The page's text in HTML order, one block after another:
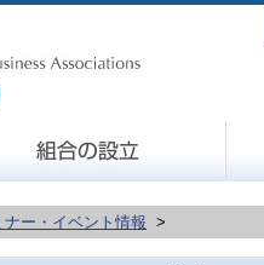
ナー・イベント情報 >